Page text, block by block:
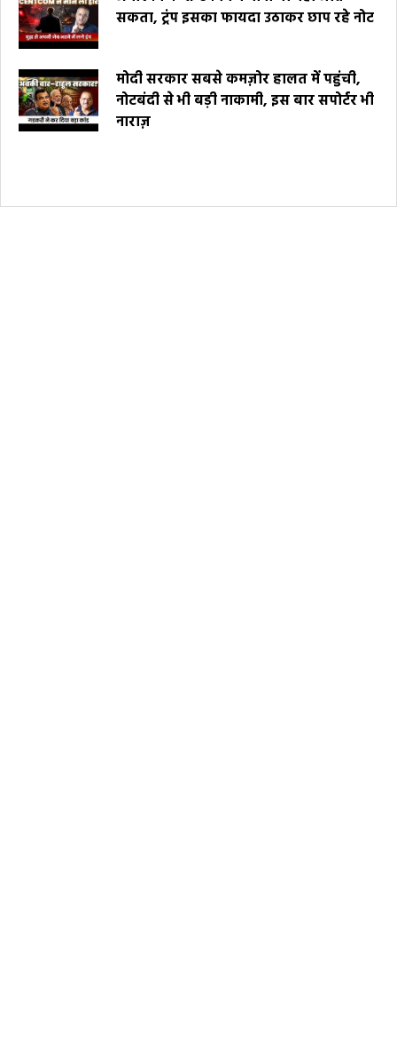
सकता, ट्रंप इसका फायदा उठाकर छाप रहे नोट
मोदी सरकार सबसे कमज़ोर हालत में पहुंची,
नोटबंदी से भी बड़ी नाकामी, इस बार सपोर्टर भी
नाराज़